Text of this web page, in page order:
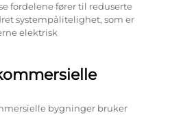
fordelene fører til reduserte
systempålitelighet, som er
elektrisk
bygninger bruker